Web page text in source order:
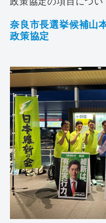
奈良市長選挙候補山
政策協定